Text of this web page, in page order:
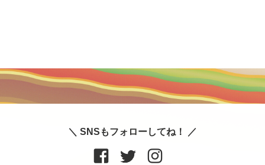
＼ SNSもフォローしてね！ ／